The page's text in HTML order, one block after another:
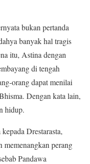
bukan pertanda
banyak hal tragis
itu, Astina dengan
di tengah
orang dapat menilai
Dengan kata lain,
hidup.
Drestarasta,
memenangkan perang
Pandawa